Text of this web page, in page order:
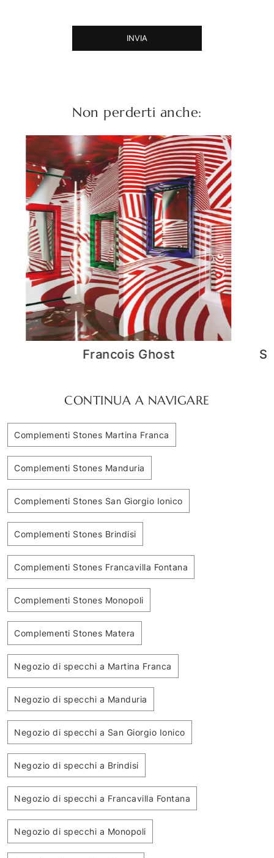
INVIA
Non perderti anche:
SPECCHIO LUMEN STONES
CONTINUA A NAVIGARE
Complementi Stones Martina Franca
Complementi Stones Manduria
Complementi Stones San Giorgio Ionico
Complementi Stones Brindisi
Complementi Stones Francavilla Fontana
Complementi Stones Monopoli
Complementi Stones Matera
Negozio di specchi a Martina Franca
Negozio di specchi a Manduria
Negozio di specchi a San Giorgio Ionico
Negozio di specchi a Brindisi
Negozio di specchi a Francavilla Fontana
Negozio di specchi a Monopoli